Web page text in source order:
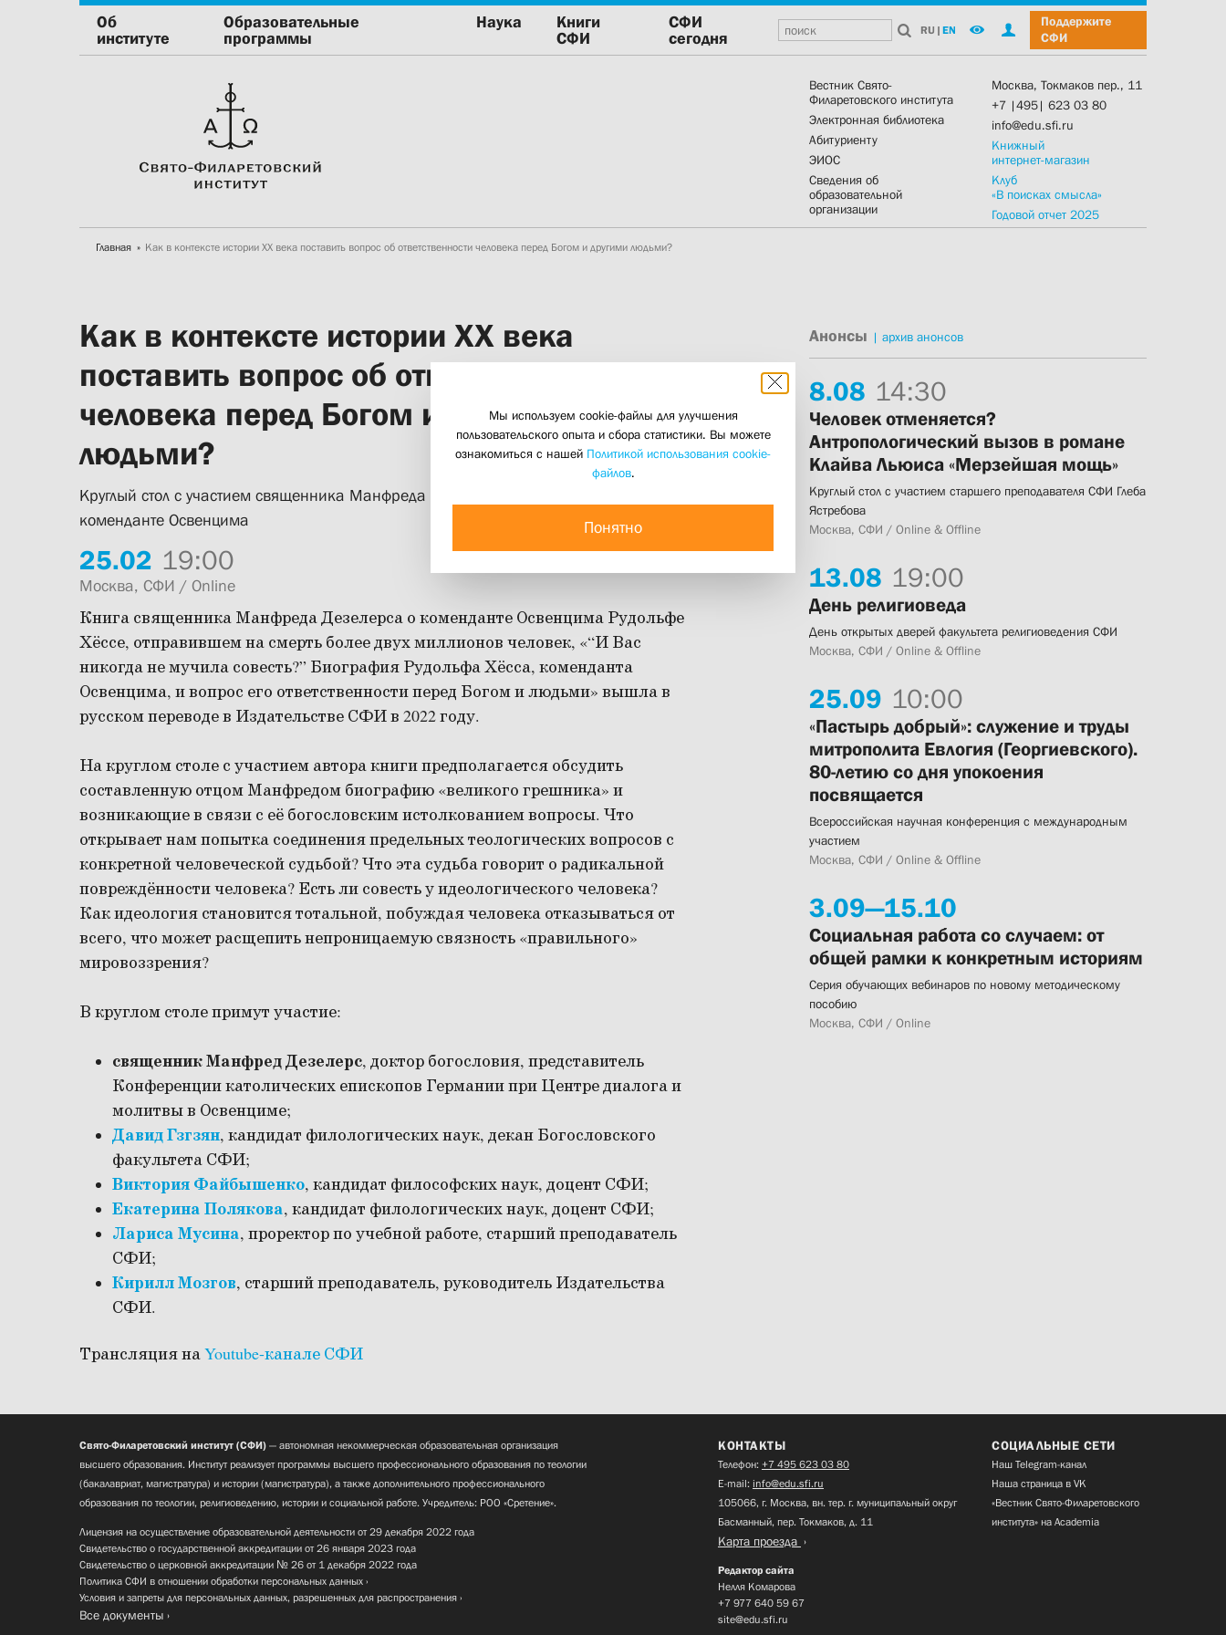
Об
институте
Образовательные
программы
Наука
Книги
СФИ
СФИ
сегодня
RU | EN
Поддержите
СФИ
Вестник Свято-
Филаретовского института
Электронная библиотека
Абитуриенту
ЭИОС
Сведения об
образовательной
организации
Москва, Токмаков пер., 11
+7 |495| 623 03 80
info@edu.sfi.ru
Книжный
интернет-магазин
Клуб
«В поисках смысла»
Годовой отчет 2025
Главная Как в контексте истории ХХ века поставить вопрос об ответственности человека перед Богом и другими людьми?
Как в контексте истории ХХ века
поставить вопрос об ответственности
человека перед Богом и другими
людьми?
Круглый стол с участием священника Манфреда Дезелерса, автора книги о
коменданте Освенцима
25.02 19:00
Москва, СФИ / Online
Книга священника Манфреда Дезелерса о коменданте Освенцима Рудольфе
Хёссе, отправившем на смерть более двух миллионов человек, «“И Вас
никогда не мучила совесть?” Биография Рудольфа Хёсса, коменданта
Освенцима, и вопрос его ответственности перед Богом и людьми» вышла в
русском переводе в Издательстве СФИ в 2022 году.
На круглом столе с участием автора книги предполагается обсудить
составленную отцом Манфредом биографию «великого грешника» и
возникающие в связи с её богословским истолкованием вопросы. Что
открывает нам попытка соединения предельных теологических вопросов с
конкретной человеческой судьбой? Что эта судьба говорит о радикальной
повреждённости человека? Есть ли совесть у идеологического человека?
Как идеология становится тотальной, побуждая человека отказываться от
всего, что может расщепить непроницаемую связность «правильного»
мировоззрения?
В круглом столе примут участие:
священник Манфред Дезелерс, доктор богословия, представитель
Конференции католических епископов Германии при Центре диалога и
молитвы в Освенциме;
Давид Гзгзян, кандидат филологических наук, декан Богословского
факультета СФИ;
Виктория Файбышенко, кандидат философских наук, доцент СФИ;
Екатерина Полякова, кандидат филологических наук, доцент СФИ;
Лариса Мусина, проректор по учебной работе, старший преподаватель
СФИ;
Кирилл Мозгов, старший преподаватель, руководитель Издательства
СФИ.
Трансляция наYoutube-канале СФИ
Анонсы | архив анонсов
8.08 14:30
Человек отменяется?
Антропологический вызов в романе
Клайва Льюиса «Мерзейшая мощь»
Круглый стол с участием старшего преподавателя СФИ Глеба
Ястребова
Москва, СФИ / Online & Offline
13.08 19:00
День религиоведа
День открытых дверей факультета религиоведения СФИ
Москва, СФИ / Online & Offline
25.09 10:00
«Пастырь добрый»: служение и труды
митрополита Евлогия (Георгиевского).
80-летию со дня упокоения
посвящается
Всероссийская научная конференция с международным
участием
Москва, СФИ / Online & Offline
3.09—15.10
Социальная работа со случаем: от
общей рамки к конкретным историям
Серия обучающих вебинаров по новому методическому
пособию
Москва, СФИ / Online
Мы используем cookie-файлы для улучшения
пользовательского опыта и сбора статистики. Вы можете
ознакомиться с нашей Политикой использования cookie-
файлов.
Понятно
Свято-Филаретовский институт (СФИ) — автономная некоммерческая образовательная организация
высшего образования. Институт реализует программы высшего профессионального образования по теологии
(бакалавриат, магистратура) и истории (магистратура), а также дополнительного профессионального
образования по теологии, религиоведению, истории и социальной работе. Учредитель: РОО «Сретение».
Лицензия на осуществление образовательной деятельности от 29 декабря 2022 года
Свидетельство о государственной аккредитации от 26 января 2023 года
Свидетельство о церковной аккредитации № 26 от 1 декабря 2022 года
Политика СФИ в отношении обработки персональных данных
Условия и запреты для персональных данных, разрешенных для распространения
Все документы
КОНТАКТЫ
Телефон: +7 495 623 03 80
E-mail: info@edu.sfi.ru
105066, г. Москва, вн. тер. г. муниципальный округ
Басманный, пер. Токмаков, д. 11
Карта проезда
Редактор сайта
Нелля Комарова
+7 977 640 59 67
site@edu.sfi.ru
СОЦИАЛЬНЫЕ СЕТИ
Наш Telegram-канал
Наша страница в VK
«Вестник Свято-Филаретовского
института» на Academia